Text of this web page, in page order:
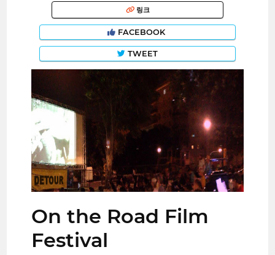
링크
FACEBOOK
TWEET
On the Road Film
Festival